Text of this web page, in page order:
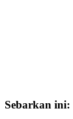
Sebarkan ini: